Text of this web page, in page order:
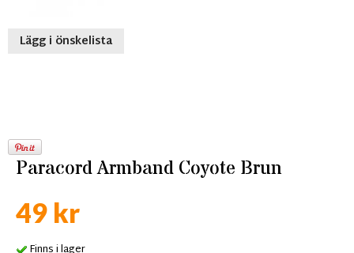
Lägg i önskelista
Paracord Armband Coyote Brun
49 kr